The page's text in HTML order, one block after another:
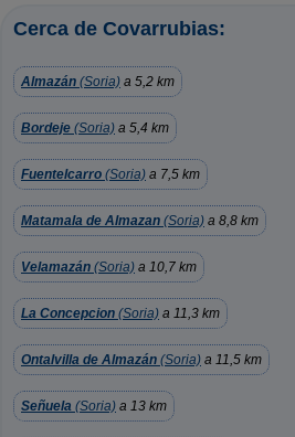
Cerca de Covarrubias:
Almazán (Soria) a 5,2 km
Bordeje (Soria) a 5,4 km
Fuentelcarro (Soria) a 7,5 km
Matamala de Almazan (Soria) a 8,8 km
Velamazán (Soria) a 10,7 km
La Concepcion (Soria) a 11,3 km
Ontalvilla de Almazán (Soria) a 11,5 km
Señuela (Soria) a 13 km